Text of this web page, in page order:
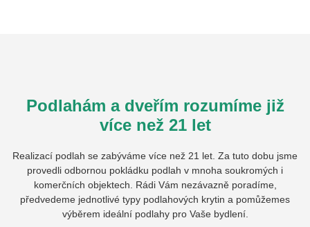
Podlahám a dveřím rozumíme již
více než 21 let
Realizací podlah se zabýváme více než 21 let. Za tuto dobu jsme
provedli odbornou pokládku podlah v mnoha soukromých i
komerčních objektech. Rádi Vám nezávazně poradíme,
předvedeme jednotlivé typy podlahových krytin a pomůžemes
výběrem ideální podlahy pro Vaše bydlení.